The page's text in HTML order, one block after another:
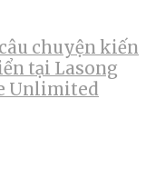
chuyện kiến
tại Lasong
Unlimited